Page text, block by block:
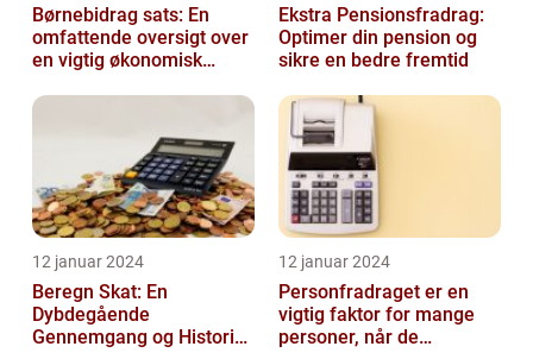
Børnebidrag sats: En
omfattende oversigt over
en vigtig økonomisk
Ekstra Pensionsfradrag:
Optimer din pension og
sikre en bedre fremtid
12 januar 2024
Beregn Skat: En
Dybdegående
Gennemgang og Historisk
12 januar 2024
Personfradraget er en
vigtig faktor for mange
personer, når de